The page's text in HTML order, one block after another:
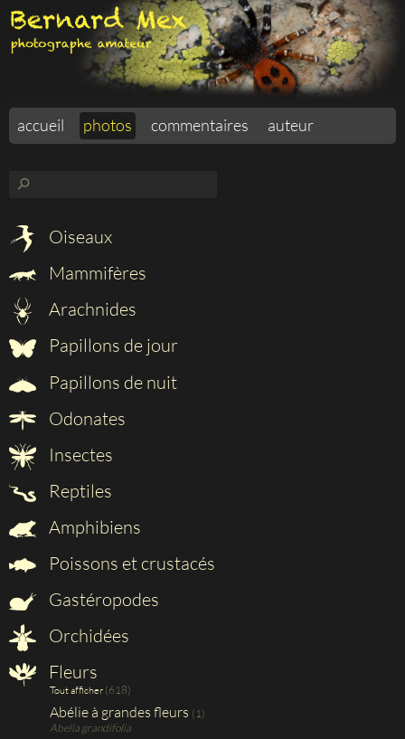
accueil photos commentaires auteur
⚲
Oiseaux
Mammifères
Arachnides
Papillons de jour
Papillons de nuit
Odonates
Insectes
Reptiles
Amphibiens
Poissons et crustacés
Gastéropodes
Orchidées
Fleurs
Tout afficher (618)
Abélie à grandes fleurs (1)
Abelia grandifolia